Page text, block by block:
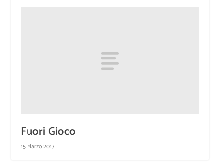
Fuori Gioco
15 Marzo 2017